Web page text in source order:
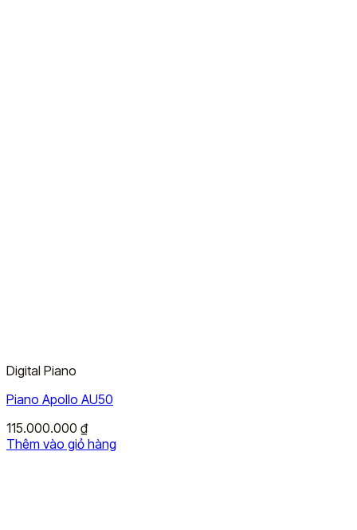
Digital Piano
Piano Apollo AU50
115.000.000 ₫
Thêm vào giỏ hàng